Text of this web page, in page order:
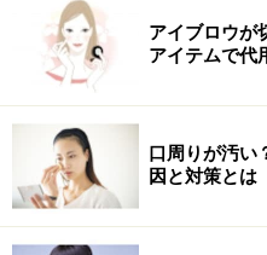
第３位 オルビスユ
オルビスユー ローション
数十億個の水分子
力」を引き出す
アイブロウが
アイテムで代
口周りが汚い
因と対策とは